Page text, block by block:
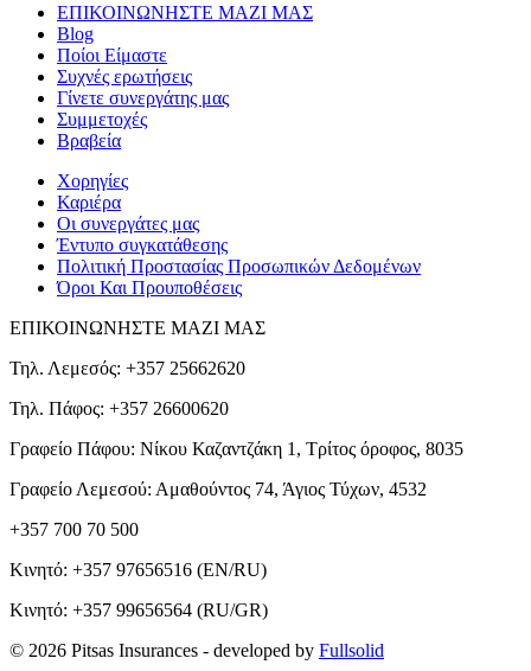
ΕΠΙΚΟΙΝΩΝΗΣΤΕ ΜΑΖΙ ΜΑΣ
Blog
Ποίοι Είμαστε
Συχνές ερωτήσεις
Γίνετε συνεργάτης μας
Συμμετοχές
Βραβεία
Χορηγίες
Καριέρα
Οι συνεργάτες μας
Έντυπο συγκατάθεσης
Πολιτική Προστασίας Προσωπικών Δεδομένων
Όροι Και Προυποθέσεις
ΕΠΙΚΟΙΝΩΝΗΣΤΕ ΜΑΖΙ ΜΑΣ
Τηλ. Λεμεσός: +357 25662620
Τηλ. Πάφος: +357 26600620
Γραφείο Πάφου: Νίκου Καζαντζάκη 1, Τρίτος όροφος, 8035
Γραφείο Λεμεσού: Αμαθούντος 74, Άγιος Τύχων, 4532
+357 700 70 500
Κινητό: +357 97656516 (EN/RU)
Κινητό: +357 99656564 (RU/GR)
© 2026 Pitsas Insurances - developed by Fullsolid